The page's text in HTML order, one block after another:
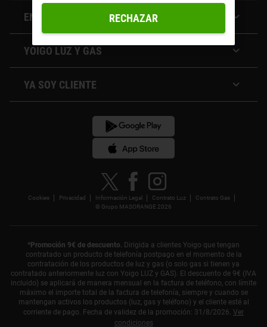
Tarifa Estable de Luz
Tarifas de gas
Tarifa luz empresas
Tarifa de energía + móvil
Tarifas de Luz y Gas
Tarifa de Luz segunda Vivienda
Tarifa de Luz comunidad de vecinos
ENLACES DE INTERÉS
Contacta con nosotros
YOIGO LUZ Y GAS
¿Quiénes somos?
Ver versión en Euskera
YA SOY CLIENTE
App de Yoigo LUZ Y GAS
Cookies Privacidad Información Legal Contrato Luz
Contrato Gas
© Grupo MASORANGE 2026
*Promoción 9€ de descuento. Dirigida a clientes Yoigo que tengan
contratado un producto de telefonía postpago en el momento de la
contratación de los productos de luz y gas (o solo gas si tienen ya
contratado anteriormente luz con Yoigo LUZ y GAS). El descuento de 9€ (IVA
incluido) se aplicará de manera mensual en la factura de teléfono, con límite
máximo el importe total de la factura de telefonía, siempre y cuando se
mantengan activos los productos (luz, gas y teléfono) y el cliente esté al
corriente de pago. Fecha de validez de la promoción: 31/8/2026. Ver
condiciones
RECHAZAR